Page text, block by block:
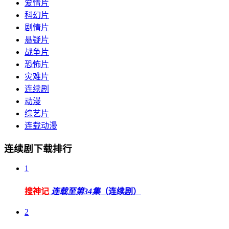
爱情片
科幻片
剧情片
悬疑片
战争片
恐怖片
灾难片
连续剧
动漫
综艺片
连载动漫
连续剧下载排行
1
搜神记 连载至第34集（连续剧）
2